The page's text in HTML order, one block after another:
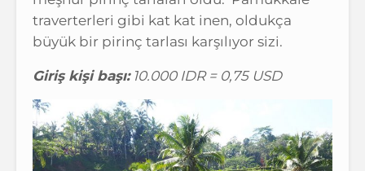
traverterleri gibi kat kat inen, oldukça
büyük bir pirinç tarlası karşılıyor sizi.
Giriş kişi başı:10.000 IDR = 0,75 USD